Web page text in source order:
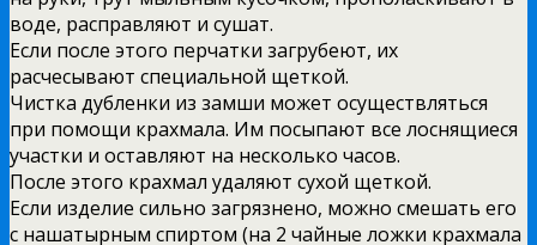
воде, расправляют и сушат.
Если после этого перчатки загрубеют, их
расчесывают специальной щеткой.
Чистка дубленки из замши может осуществляться
при помощи крахмала. Им посыпают все лоснящиеся
участки и оставляют на несколько часов.
После этого крахмал удаляют сухой щеткой.
Если изделие сильно загрязнено, можно смешать его
с нашатырным спиртом (на 2 чайные ложки крахмала